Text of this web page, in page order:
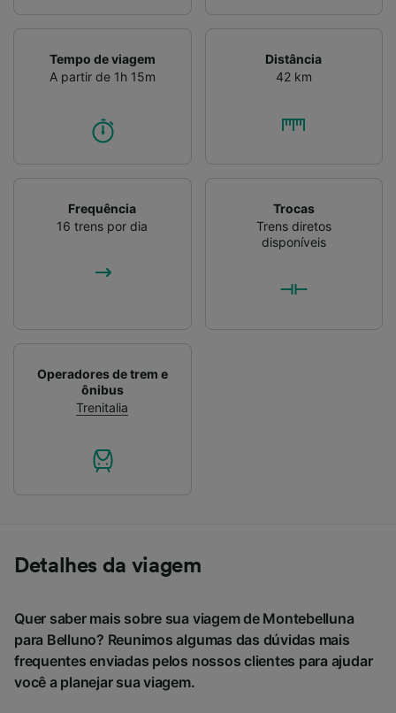
Tempo de viagem
A partir de 1h 15m
Distância
42 km
Frequência
16 trens por dia
Trocas
Trens diretos
disponíveis
Operadores de trem e
ônibus
Trenitalia
Detalhes da viagem
Quer saber mais sobre sua viagem de Montebelluna
para Belluno? Reunimos algumas das dúvidas mais
frequentes enviadas pelos nossos clientes para ajudar
você a planejar sua viagem.
Verificar ativamente as características do
dispositivo para identificação. Armazenar e/ou
Publicidade e conteúdo personalizados,
medição de publicidade e conteúdo, pesquisa
Lista de parceiros (fornecedores)